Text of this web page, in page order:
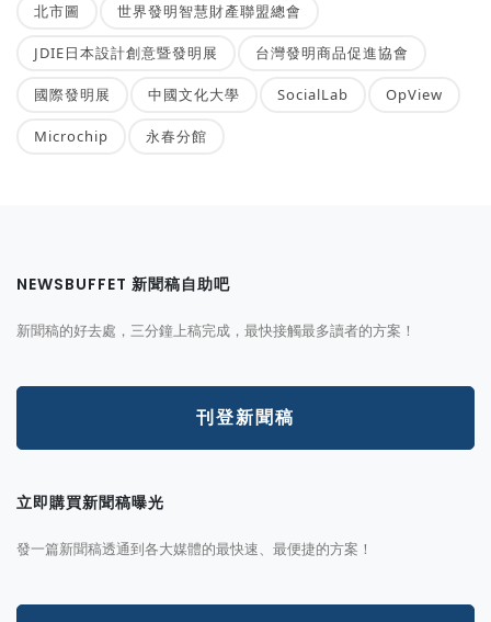
北市圖 世界發明智慧財產聯盟總會
JDIE日本設計創意暨發明展 台灣發明商品促進協會
國際發明展 中國文化大學 SocialLab OpView
Microchip 永春分館
NEWSBUFFET 新聞稿自助吧
新聞稿的好去處，三分鐘上稿完成，最快接觸最多讀者的方案！
刊登新聞稿
立即購買新聞稿曝光
發一篇新聞稿透通到各大媒體的最快速、最便捷的方案！